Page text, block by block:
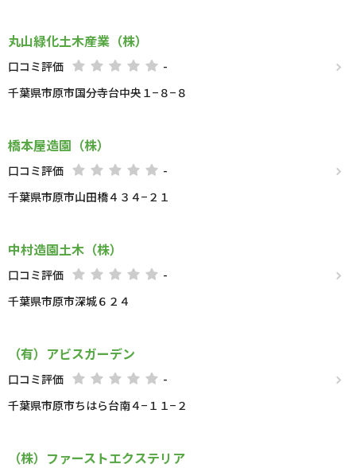
丸山緑化土木産業（株）
口コミ評価
-
千葉県市原市国分寺台中央１−８−８
橋本屋造園（株）
口コミ評価
-
千葉県市原市山田橋４３４−２１
中村造園土木（株）
口コミ評価
-
千葉県市原市深城６２４
（有）アビスガーデン
口コミ評価
-
千葉県市原市ちはら台南４−１１−２
（株）ファーストエクステリア